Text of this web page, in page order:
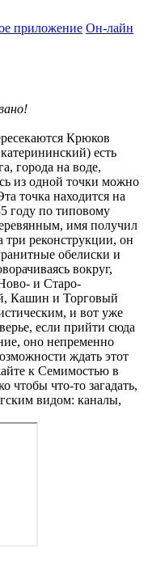
приложение Он-лайн
Крюков
есть
города на воде,
из одной точки можно
точка находится на
году по типовому
имя получил
реконструкции, он
обелиски и
вокруг,
и Старо-
Кашин и Торговый
и вот уже
если прийти сюда
оно непременно
ждать этот
к Семимостью в
чтобы что-то загадать,
видом: каналы,